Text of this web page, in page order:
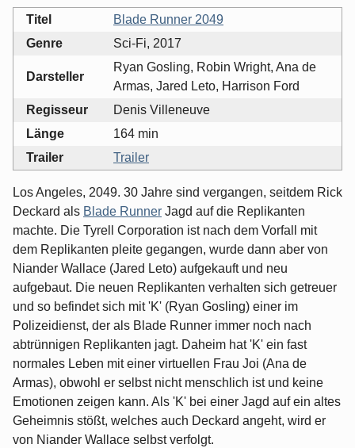
Titel
Blade Runner 2049
Genre
Sci-Fi, 2017
Darsteller
Ryan Gosling, Robin Wright, Ana de
Armas, Jared Leto, Harrison Ford
Regisseur
Denis Villeneuve
Länge
164 min
Trailer
Trailer
Los Angeles, 2049. 30 Jahre sind vergangen, seitdem Rick
Deckard als Blade Runner Jagd auf die Replikanten
machte. Die Tyrell Corporation ist nach dem Vorfall mit
dem Replikanten pleite gegangen, wurde dann aber von
Niander Wallace (Jared Leto) aufgekauft und neu
aufgebaut. Die neuen Replikanten verhalten sich getreuer
und so befindet sich mit 'K' (Ryan Gosling) einer im
Polizeidienst, der als Blade Runner immer noch nach
abtrünnigen Replikanten jagt. Daheim hat 'K' ein fast
normales Leben mit einer virtuellen Frau Joi (Ana de
Armas), obwohl er selbst nicht menschlich ist und keine
Emotionen zeigen kann. Als 'K' bei einer Jagd auf ein altes
Geheimnis stößt, welches auch Deckard angeht, wird er
von Niander Wallace selbst verfolgt.